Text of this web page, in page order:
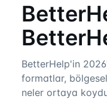
BetterHelp'in
formatlar,
neler ortaya